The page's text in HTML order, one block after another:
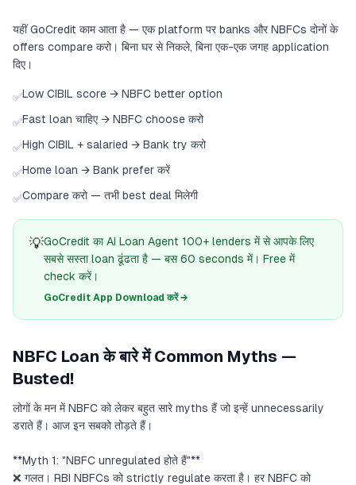
यहीं GoCredit काम आता है — एक platform पर banks और NBFCs दोनों के
offers compare करो। बिना घर से निकले, बिना एक-एक जगह application
दिए।
✅Low CIBIL score → NBFC better option
✅Fast loan चाहिए → NBFC choose करो
✅High CIBIL + salaried → Bank try करो
✅Home loan → Bank prefer करें
✅Compare करो — तभी best deal मिलेगी
💡GoCredit का AI Loan Agent 100+ lenders में से आपके लिए
सबसे सस्ता loan ढूंढता है — बस 60 seconds में। Free में
check करें।
GoCredit App Download करें →
NBFC Loan के बारे में Common Myths —
Busted!
लोगों के मन में NBFC को लेकर बहुत सारे myths हैं जो इन्हें unnecessarily
डराते हैं। आज इन सबको तोड़ते हैं।
**Myth 1: "NBFC unregulated होते हैं"**
❌ गलत। RBI NBFCs को strictly regulate करता है। हर NBFC को